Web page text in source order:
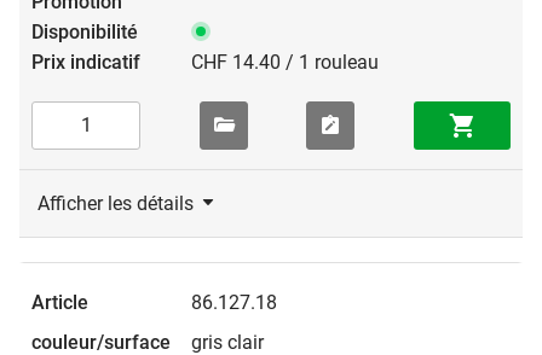
CHF 14.40 / 1 rouleau
Afficher les détails
86.127.18
gris clair